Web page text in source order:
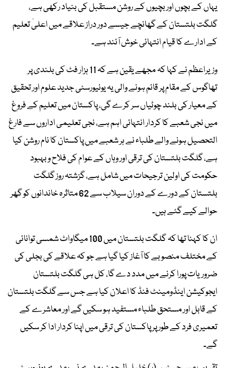
یہاں کے بچوں اور بچیوں کے روشن مستقبل کی بنیاد رکھی ہے،
گلگت بلتستان کے گھانچے جیسے دور دراز علاقے میں اعلیٰ تعلیم
کے ادارے کا قیام انتہائی خوش آئند ہے۔
وزیراعظم نے کہا کہ مجھے یقین ہے کہ 11 ہزار فٹ کی بلندی پر
تھاگوس کے مقام پر قائم ہونے والی یہ یونیورسٹی جدید علوم اور تحقیق
کے معیار کی بلند چوٹیاں سر کرے گی، پاکستان میں تعلیم کے فروغ
میں نجی شعبے کا کردار انتہائی اہم ہے، نجی تعلیمی اداروں سے فارغ
التحصیل ہونے والے طلباء نے ہر شعبے میں پاکستان کا نام روشن کیا
ہے، گلگت بلتستان کی ترقی اور وہاں کے عوام کی فلاح و بہبود
حکومت کی اولین ترجیحات میں شامل ہے، گزشتہ روز گلگت
بلتستان کے دورے کے دوران سیلاب سے 62 متاثرہ خاندانوں کو گھر
حوالے کیے گئے ہیں۔
ان کا کہنا تھا کہ گلگت بلتستان میں 100 میگاواٹ شمسی توانائی
کے مختلف منصوبے کا آغاز کیا گیا ہے جو کہ علاقے کی بجلی کی
ضروریات پورا کرنے میں مدد دے گا، کل ہی گلگت بلتستان
ایجوکیشن اینڈومینٹ فنڈ کا اعلان کیا ہے جس سے گلگت بلتستان
کے قابل اور مستحق طلباء مستفید ہو سکیں گے اور معاشرے کے
تعمیری فرد کے طور پر پاکستان کی ترقی میں اپنا کردار ادا کر سکیں
گے۔